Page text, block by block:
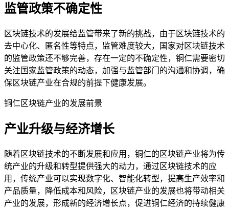
监管政策不确定性
区块链技术的发展给监管带来了新的挑战，由于区块链技术的
去中心化、匿名性等特点，监管难度较大，国家对区块链技术
的监管政策还不够完善，存在一定的不确定性，铜仁需要密切
关注国家监管政策的动态，加强与监管部门的沟通和协调，确
保区块链产业在合规的前提下健康发展。
铜仁区块链产业的发展前景
产业升级与经济增长
随着区块链技术的不断发展和应用，铜仁的区块链产业将为传
统产业的升级和转型提供强大的动力，通过区块链技术的应
用，传统产业可以实现数字化、智能化转型，提高生产效率和
产品质量，降低成本和风险，区块链产业的发展也将带动相关
产业的发展，形成新的经济增长点，促进铜仁经济的持续健康